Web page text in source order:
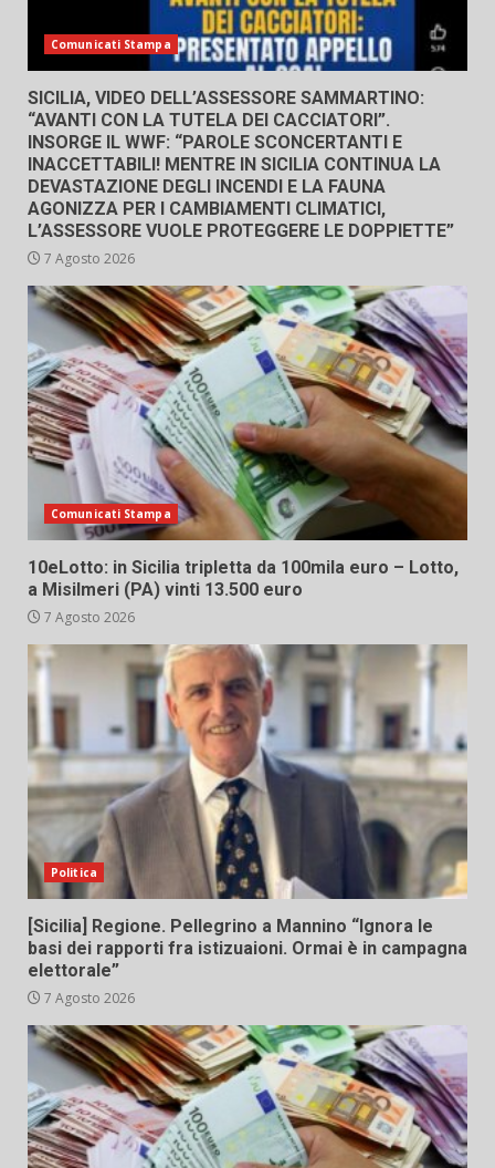
Comunicati Stampa
SICILIA, VIDEO DELL’ASSESSORE SAMMARTINO:
“AVANTI CON LA TUTELA DEI CACCIATORI”.
INSORGE IL WWF: “PAROLE SCONCERTANTI E
INACCETTABILI! MENTRE IN SICILIA CONTINUA LA
DEVASTAZIONE DEGLI INCENDI E LA FAUNA
AGONIZZA PER I CAMBIAMENTI CLIMATICI,
L’ASSESSORE VUOLE PROTEGGERE LE DOPPIETTE”
7 Agosto 2026
Comunicati Stampa
10eLotto: in Sicilia tripletta da 100mila euro – Lotto,
a Misilmeri (PA) vinti 13.500 euro
7 Agosto 2026
Politica
[Sicilia] Regione. Pellegrino a Mannino “Ignora le
basi dei rapporti fra istizuaioni. Ormai è in campagna
elettorale”
7 Agosto 2026